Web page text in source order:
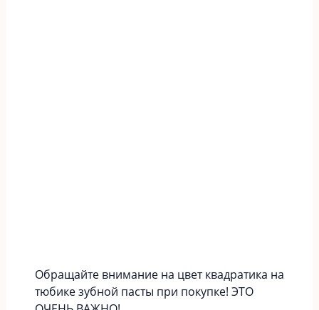
Обращайте внимание на цвет квадратика на
тюбике зубной пасты при покупке! ЭТО